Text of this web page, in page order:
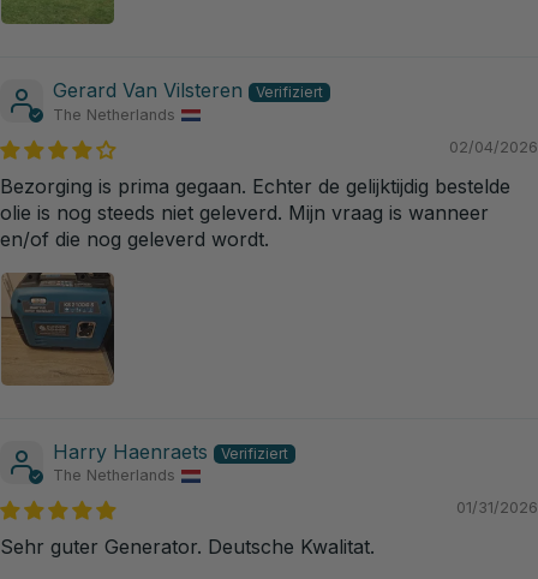
Gerard Van Vilsteren
The Netherlands
02/04/2026
Bezorging is prima gegaan. Echter de gelijktijdig bestelde
olie is nog steeds niet geleverd. Mijn vraag is wanneer
en/of die nog geleverd wordt.
Harry Haenraets
The Netherlands
01/31/2026
Sehr guter Generator. Deutsche Kwalitat.